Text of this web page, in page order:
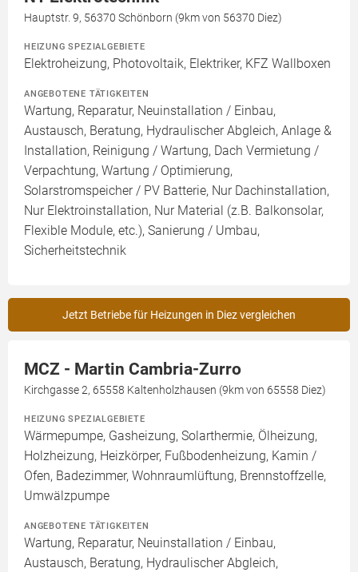
Hauptstr. 9, 56370 Schönborn (9km von 56370 Diez)
HEIZUNG SPEZIALGEBIETE
Elektroheizung, Photovoltaik, Elektriker, KFZ Wallboxen
ANGEBOTENE TÄTIGKEITEN
Wartung, Reparatur, Neuinstallation / Einbau,
Austausch, Beratung, Hydraulischer Abgleich, Anlage &
Installation, Reinigung / Wartung, Dach Vermietung /
Verpachtung, Wartung / Optimierung,
Solarstromspeicher / PV Batterie, Nur Dachinstallation,
Nur Elektroinstallation, Nur Material (z.B. Balkonsolar,
Flexible Module, etc.), Sanierung / Umbau,
Sicherheitstechnik
Jetzt Betriebe für Heizungen in Diez vergleichen
MCZ - Martin Cambria-Zurro
Kirchgasse 2, 65558 Kaltenholzhausen (9km von 65558 Diez)
HEIZUNG SPEZIALGEBIETE
Wärmepumpe, Gasheizung, Solarthermie, Ölheizung,
Holzheizung, Heizkörper, Fußbodenheizung, Kamin /
Ofen, Badezimmer, Wohnraumlüftung, Brennstoffzelle,
Umwälzpumpe
ANGEBOTENE TÄTIGKEITEN
Wartung, Reparatur, Neuinstallation / Einbau,
Austausch, Beratung, Hydraulischer Abgleich,